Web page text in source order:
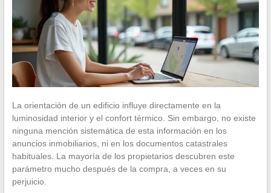
La orientación de un edificio influye directamente en la
luminosidad interior y el confort térmico. Sin embargo, no existe
ninguna mención sistemática de esta información en los
anuncios inmobiliarios, ni en los documentos catastrales
habituales. La mayoría de los propietarios descubren este
parámetro mucho después de la compra, a veces en su
perjuicio.